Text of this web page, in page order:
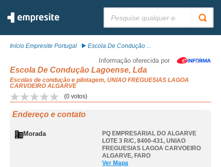
Início Empresite Portugal Escola De Condução ...
Informação oferecida por
Escola De Condução Lagoense, Lda
Escolas de condução e pilotagem, UNIAO FREGUESIAS LAGOA
CARVOEIRO ALGARVE
(0 votos)
Endereço e contato
Morada
PQ EMPRESARIAL DO ALGARVE
LOTE 3 R/C, 8400-431, UNIAO
FREGUESIAS LAGOA CARVOEIRO
ALGARVE, FARO
Ver Mapa